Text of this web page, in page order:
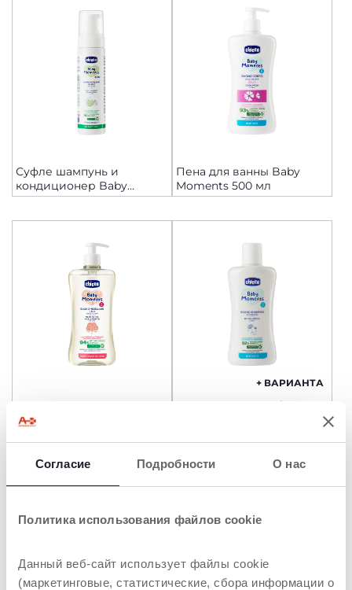
Согласие Подробности О нас
Политика использования файлов cookie
Данный веб-сайт использует файлы cookie
(маркетинговые, статистические, сбора информации о
Суфле шампунь и
кондиционер Baby
Moments 150 мл
Пена для ванны Baby
Moments 500 мл
ванн 2 в 1 Baby Moments
+ ВАРИАНТА
Пена-шампунь Baby